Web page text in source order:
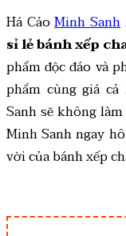
Há CảoMinh Sanh
sỉ lẻ bánh xếp
phẩm độc đáo và
phẩm cùng giá
Sanh sẽ không
Minh Sanh ngay
vời của bánh xếp